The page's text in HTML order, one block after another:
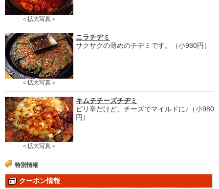
＜拡大写真＞
＜拡大写真＞
ニラチヂミ
サクサクの薄めのチヂミです。（小980円）
＜拡大写真＞
キムチチーズチヂミ
ピリ辛だけど、チーズでマイルドに♪（小980
円）
特別情報
クーポン情報